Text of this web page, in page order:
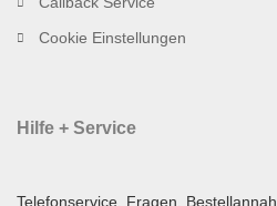
Cookie Einstellungen
Hilfe + Service
Telefonservice, Fragen,